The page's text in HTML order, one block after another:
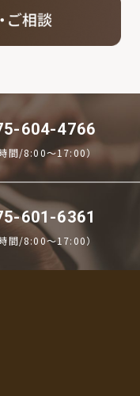
604-4766
時間/8:00〜17:00）
601-6361
時間/8:00〜17:00）